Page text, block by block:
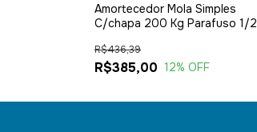
Amortecedor Mola Simples
C/chapa 200 Kg Parafuso 1/2
R$385,00
R$436,39
12% OFF